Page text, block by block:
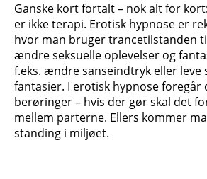
Ganske kort fortalt – nok alt for
er ikke terapi. Erotisk hypnose er
hvor man bruger trancetilstanden
ændre seksuelle oplevelser og
f.eks. ændre sanseindtryk eller leve
fantasier. I erotisk hypnose foregår
berøringer – hvis der gør skal det
mellem parterne. Ellers kommer
standing i miljøet.